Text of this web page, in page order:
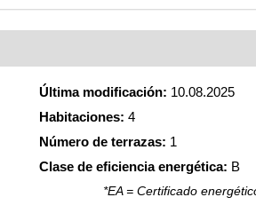
Última modificación: 10.08.2025
Habitaciones: 4
Número de terrazas: 1
Clase de eficiencia energética: B
*EA = Certificado